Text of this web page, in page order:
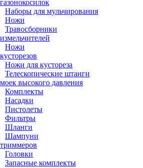
Наборы для мульчирования
Ножи
Травосборники
Ножи
Ножи для кустореза
Телескопические штанги
высокого давления
Комплекты
Насадки
Пистолеты
Фильтры
Шланги
Шампуни
Головки
Запасные комплекты